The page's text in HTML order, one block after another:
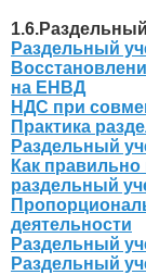
Раздельный
на ЕНВД
НДС при
Практика
Раздельный
Как
раздельный
деятельности
Раздельный
Раздельный